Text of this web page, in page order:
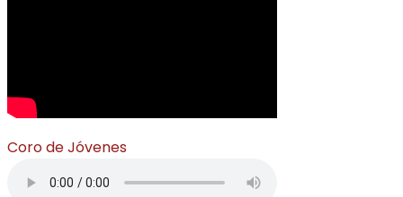
Coro de Jóvenes